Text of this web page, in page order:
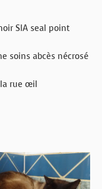
SIA seal point
soins abcès nécrosé
la rue œil